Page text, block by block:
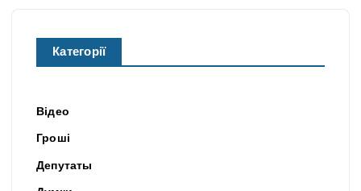
Категорії
Відео
Гроші
Депутаты